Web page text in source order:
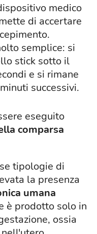
medico
di accertare
semplice: si
stick sotto il
e si rimane
successivi.
eseguito
comparsa
tipologie di
la presenza
umana
è prodotto solo in
ossia